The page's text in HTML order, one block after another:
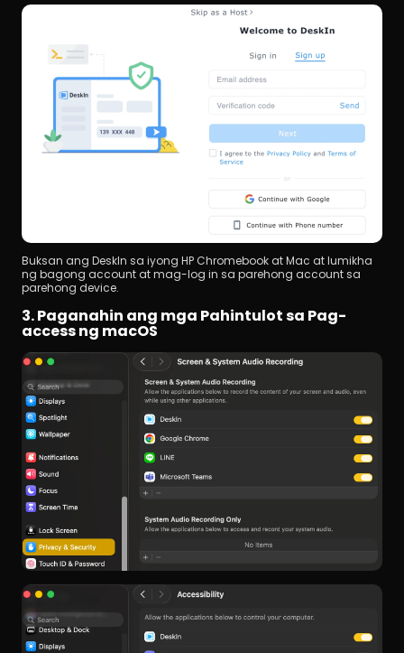
Buksan ang DeskIn sa iyong HP Chromebook at Mac at lumikha
ng bagong account at mag-log in sa parehong account sa
parehong device.
3. Paganahin ang mga Pahintulot sa Pag-
access ng macOS